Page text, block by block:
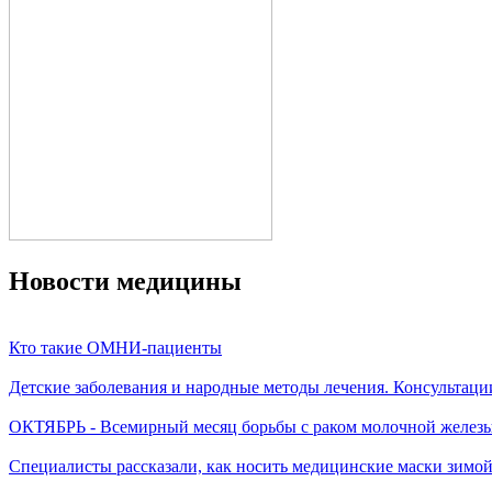
Новости медицины
Кто такие ОМНИ-пациенты
Детские заболевания и народные методы лечения.
ОКТЯБРЬ - Всемирный месяц борьбы с раком молочной
Специалисты рассказали, как носить медицинские маски зимой